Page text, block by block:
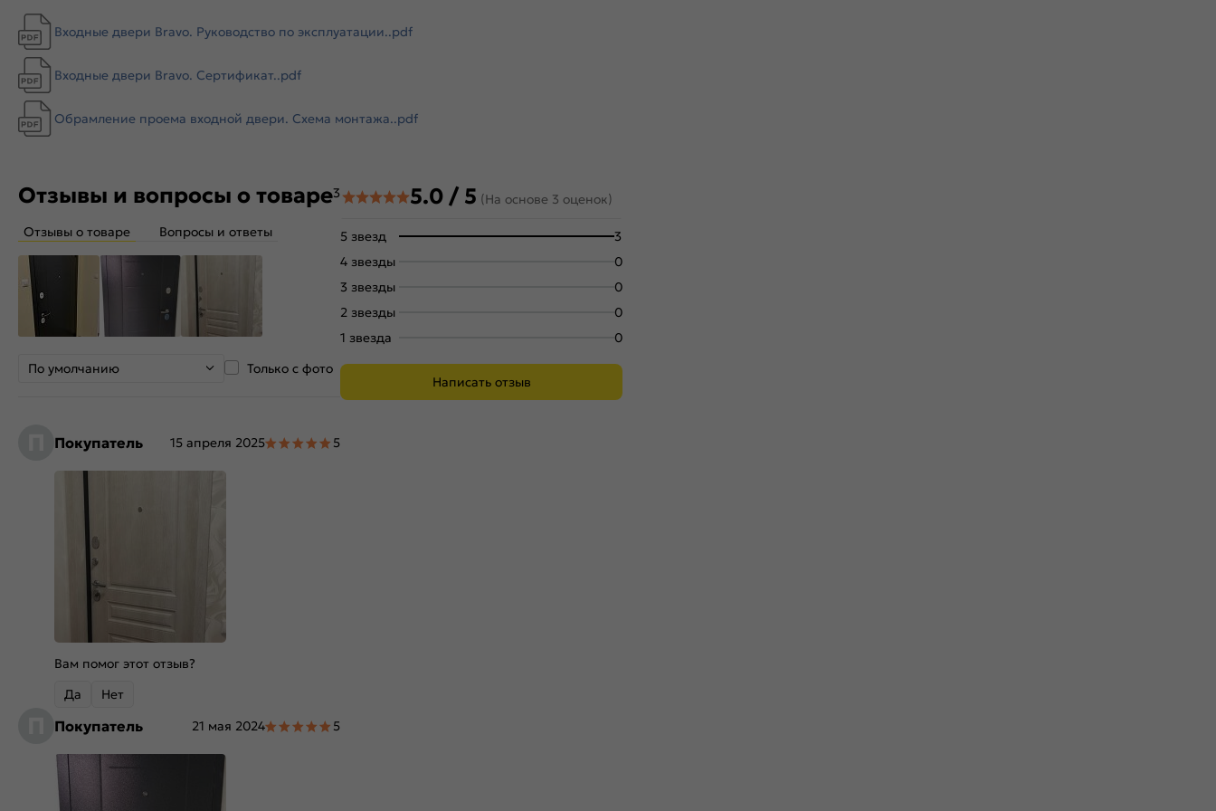
Входные двери Bravo. Руководство по эксплуатации..pdf
Входные двери Bravo. Сертификат..pdf
Обрамление проема входной двери. Схема монтажа..pdf
Отзывы и вопросы о товаре3
Отзывы о товаре Вопросы и ответы
По умолчанию Только с фото
Покупатель 15 апреля 2025 5
Вам помог этот отзыв?
Да
Нет
Покупатель 21 мая 2024 5
5.0 / 5 (На основе 3 оценок)
5 звезд
3
4 звезды
0
3 звезды
0
2 звезды
0
1 звезда
0
Написать отзыв